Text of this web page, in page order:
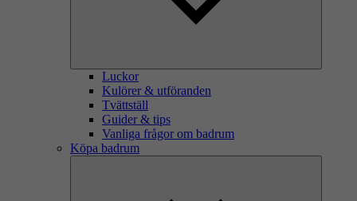
Luckor
Kulörer & utföranden
Tvättställ
Guider & tips
Vanliga frågor om badrum
Köpa badrum